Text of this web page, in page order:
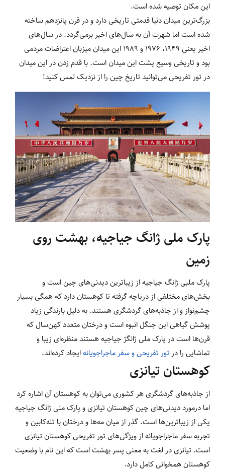
این مکان توصیه شده است.
بزرگ‌ترین میدان دنیا قدمتی تاریخی دارد و در قرن پانزدهم ساخته
شده است اما شهرت آن به سال‌های اخیر برمی‌گردد. در سال‌های
اخیر یعنی 1949، 1976 و 1989 این میدان میزبان اعتراضات مردمی
بود و تاریخی وسیع پشت این میدان است. با قدم زدن در این میدان
در تور تفریحی می‌توانید تاریخ چین را از نزدیک لمس کنید!
پارک ملی ژانگ جیاجیه، بهشت روی
زمین
پارک ملبی ژانگ جیاجیه از زیباترین دیدنی‌های چین است و
بخش‌های مختلفی از دریاچه گرفته تا کوهستان دارد که همگی بسیار
چشم‌نواز و از جاذبه‌های گردشگری هستند. به دلیل بارندگی زیاد
پوشش گیاهی این جنگل انبوه است و درختان متعدد کهن‌سال که
قرن‌ها است در پارک ملی ژانگژ جیاجیه هستند منظره‌ای زیبا و
تماشایی را در تور تفریحی و سفر ماجراجویانهایجاد کرده‌اند.
کوهستان تیانزی
از جاذبه‌های گردشگری هر کشوری می‌توان به کوهستان آن اشاره کرد
اما درمورد دیدنی‌های چین کوهستان تیانزی و پارک ملی ژانگ جیاجیه
یکی از زیباترین‌ها است. گذر از میان‌ مه‌ها و درختان با تله‌کابین و
تجربه سفر ماجراجویانه از ویژگی‌های تور تفریحی کوهستان تیانزی
است. تیانزی در لغت به معنی پسر بهشت است که این نام با وضعیت
کوهستان همخوانی کامل دارد.